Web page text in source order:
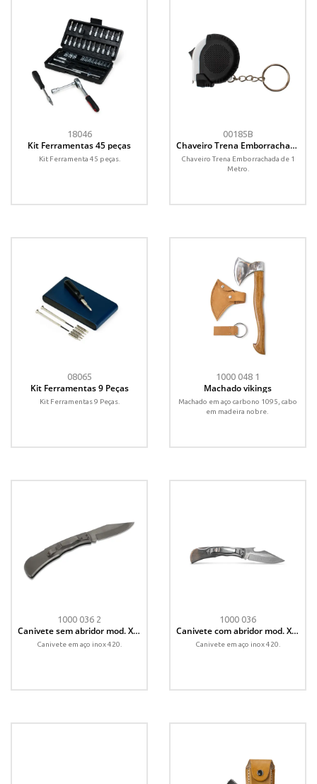
18046
Kit Ferramentas 45 peças
Kit Ferramenta 45 peças.
00185B
Chaveiro Trena Emborrachada
de 1 Metro
Chaveiro Trena Emborrachada de 1
Metro.
08065
Kit Ferramentas 9 Peças
Kit Ferramentas 9 Peças.
1000 048 1
Machado vikings
Machado em aço carbono 1095, cabo
em madeira nobre.
1000 036 2
Canivete sem abridor mod. XR-
Canivete em aço inox 420.
1000 036
Canivete com abridor mod. XR-
Canivete em aço inox 420.